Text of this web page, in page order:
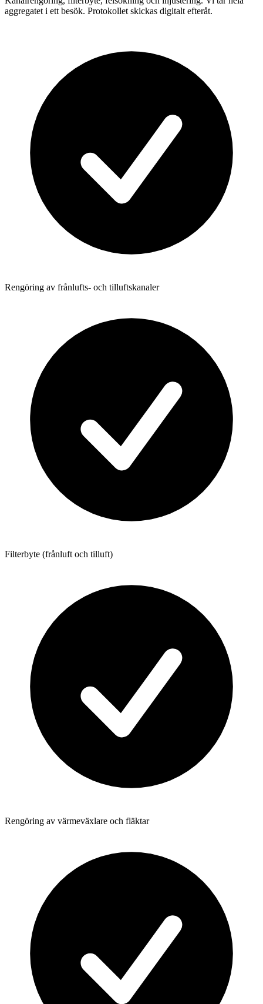
aggregatet i ett besök. Protokollet skickas digitalt efteråt.
Rengöring av frånlufts- och tilluftskanaler
Filterbyte (frånluft och tilluft)
Rengöring av värmeväxlare och fläktar